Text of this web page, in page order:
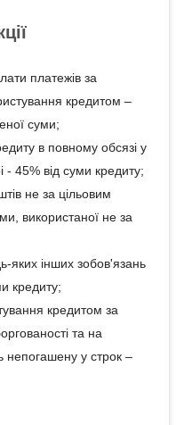
платежів за
кредитом –
суми;
в повному обсязі у
- 45% від суми кредиту;
не за цільовим
використаної не за
яких інших зобов'язань
кредиту;
кредитом за
та на
непогашену у строк –